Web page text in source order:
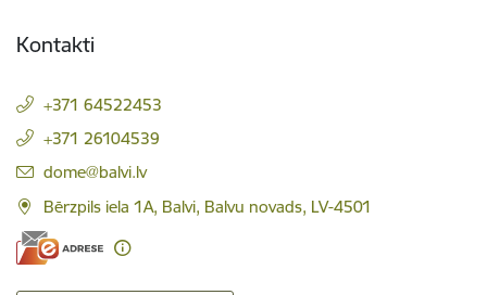
Kontakti
+371 64522453
+371 26104539
E-pasts:
dome@balvi.lv
Bērzpils iela 1A, Balvi, Balvu novads, LV-4501